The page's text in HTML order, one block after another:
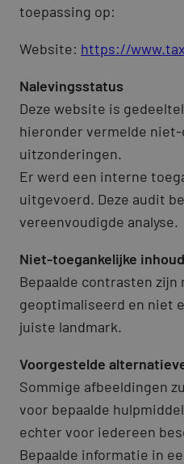
toepassing op:
Website: https://
Nalevingsstatus
Deze website is
hieronder vermelde
uitzonderingen.
Er werd een interne
uitgevoerd. Deze audit
vereenvoudigde analyse.
Niet-toegankelijke inhoud
Bepaalde contrasten zijn
geoptimaliseerd en niet
juiste landmark.
Voorgestelde
Sommige afbeeldingen
voor bepaalde
echter voor iedereen
Bepaalde informatie in